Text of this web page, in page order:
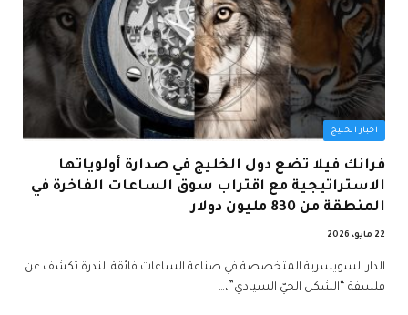
اخبار الخليج
فرانك فيلا تضع دول الخليج في صدارة أولوياتها
الاستراتيجية مع اقتراب سوق الساعات الفاخرة في
المنطقة من 830 مليون دولار
22 مايو، 2026
الدار السويسرية المتخصصة في صناعة الساعات فائقة الندرة تكشف عن
فلسفة “الشكل الحيّ السيادي”،…